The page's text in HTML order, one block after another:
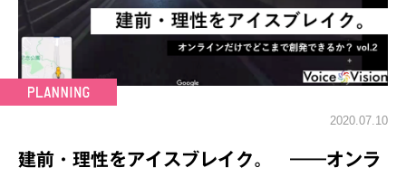
2020.07.10
建前・理性をアイスブレイク。 ――オンラ